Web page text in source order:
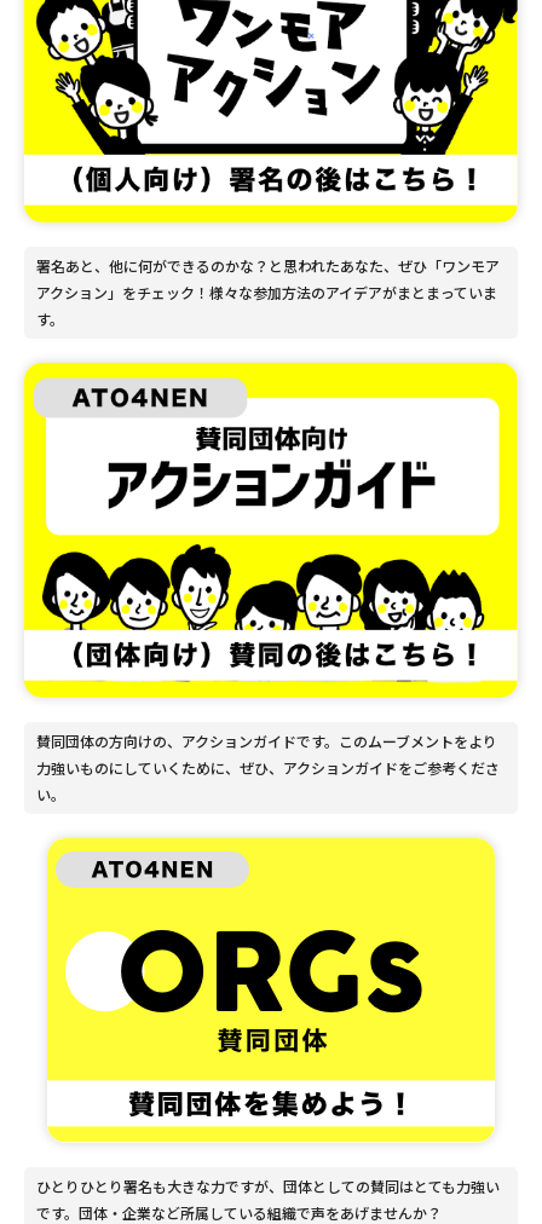
署名あと、他に何ができるのかな？と思われたあなた、ぜひ「ワンモア
アクション」をチェック！様々な参加方法のアイデアがまとまっていま
す。
賛同団体の方向けの、アクションガイドです。このムーブメントをより
力強いものにしていくために、ぜひ、アクションガイドをご参考くださ
い。
ひとりひとり署名も大きな力ですが、団体としての賛同はとても力強い
です。団体・企業など所属している組織で声をあげませんか？